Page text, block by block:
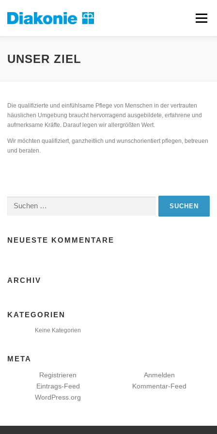
Inhalt
springen
Menü
ORGANISATION
UNSER ZIEL
Die qualifizierte und einfühlsame Pflege von Menschen in der vertrauten
häuslichen Umgebung braucht hervorragend ausgebildete, erfahrene und
aufmerksame Kräfte. Darauf legen wir allergrößten Wert.
Wir möchten qualifiziert, ganzheitlich und wunschorientiert pflegen, betreuen
und beraten.
nach:
NEUESTE KOMMENTARE
ARCHIV
KATEGORIEN
Keine Kategorien
META
Registrieren
Anmelden
Eintrags-Feed
Kommentar-Feed
WordPress.org